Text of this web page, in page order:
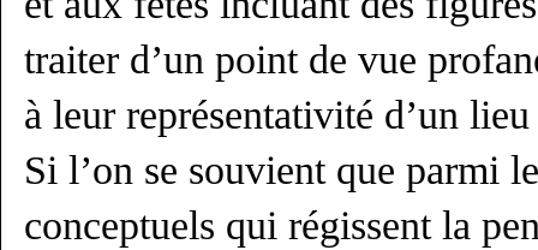
traiter d’un point de vue
à leur représentativité d’un
Si l’on se souvient que parmi
conceptuels qui régissent la